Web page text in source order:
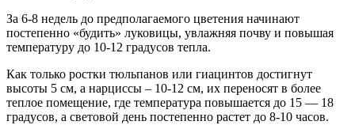
За 6-8 недель до предполагаемого цветения начинают
постепенно «будить» луковицы, увлажняя почву и повышая
температуру до 10-12 градусов тепла.
Как только ростки тюльпанов или гиацинтов достигнут
высоты 5 см, а нарциссы – 10-12 см, их переносят в более
теплое помещение, где температура повышается до 15 — 18
градусов, а световой день постепенно растет до 8-10 часов.